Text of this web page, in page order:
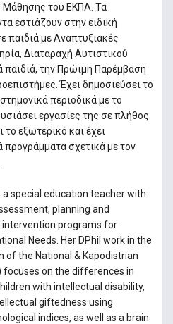
Μάθησης του ΕΚΠΑ. Τα
εστιάζουν στην ειδική
παιδιά με Αναπτυξιακές
Διαταραχή Αυτιστικού
την Πρώιμη Παρέμβαση
Έχει δημοσιεύσει το
περιοδικά με το
εργασίες της σε πλήθος
εξωτερικό και έχει
προγράμματα σχετικά με τον
special education teacher with
planning and
programs for
Needs. Her DPhil work in the
of the National & Kapodistrian
focuses on the differences in
with intellectual disability,
giftedness using
indices, as well as a brain